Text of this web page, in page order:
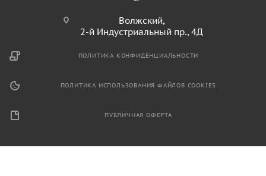
Волжский,
2-й Индустриальный пр., 4Д
ПОЛИТИКА КОНФИДЕНЦИАЛЬНОСТИ
ПОЛИТИКА ИСПОЛЬЗОВАНИЯ ФАЙЛОВ COOKIES
ПУБЛИЧНАЯ ОФЕРТА